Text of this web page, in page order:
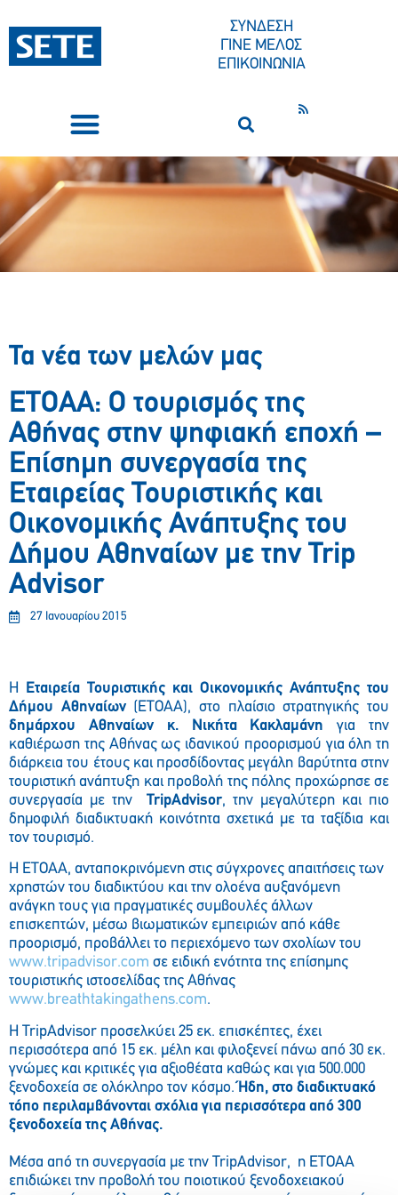
ΣΥΝΔΕΣΗ
ΓΙΝΕ ΜΕΛΟΣ
ΕΠΙΚΟΙΝΩΝΙΑ
Τα νέα των μελών μας
ΕΤΟΑΑ: Ο τουρισμός της
Αθήνας στην ψηφιακή εποχή –
Επίσημη συνεργασία της
Εταιρείας Τουριστικής και
Οικονομικής Ανάπτυξης του
Δήμου Αθηναίων με την Trip
Advisor
27 Ιανουαρίου 2015
Η Εταιρεία Τουριστικής και Οικονομικής Ανάπτυξης του
Δήμου Αθηναίων(ΕΤΟΑΑ), στο πλαίσιο στρατηγικής του
δημάρχου Αθηναίων κ. Νικήτα Κακλαμάνη για την
καθιέρωση της Αθήνας ως ιδανικού προορισμού για όλη τη
διάρκεια του έτους και προσδίδοντας μεγάλη βαρύτητα στην
τουριστική ανάπτυξη και προβολή της πόλης προχώρησε σε
συνεργασία με την TripAdvisor, την μεγαλύτερη και πιο
δημοφιλή διαδικτυακή κοινότητα σχετικά με τα ταξίδια και
τον τουρισμό.
Η ΕΤΟΑΑ, ανταποκρινόμενη στις σύγχρονες απαιτήσεις των
χρηστών του διαδικτύου και την ολοένα αυξανόμενη
ανάγκη τους για πραγματικές συμβουλές άλλων
επισκεπτών, μέσω βιωματικών εμπειριών από κάθε
προορισμό, προβάλλει το περιεχόμενο των σχολίων του
www.tripadvisor.com σε ειδική ενότητα της επίσημης
τουριστικής ιστοσελίδας της Αθήνας
www.breathtakingathens.com.
Η TripAdvisor προσελκύει 25 εκ. επισκέπτες, έχει
περισσότερα από 15 εκ. μέλη και φιλοξενεί πάνω από 30 εκ.
γνώμες και κριτικές για αξιοθέατα καθώς και για 500.000
ξενοδοχεία σε ολόκληρο τον κόσμο.Ήδη, στο διαδικτυακό
τόπο περιλαμβάνονται σχόλια για περισσότερα από 300
ξενοδοχεία της Αθήνας.
Μέσα από τη συνεργασία με την TripΑdvisor, η ΕΤΟΑΑ
επιδιώκει την προβολή του ποιοτικού ξενοδοχειακού